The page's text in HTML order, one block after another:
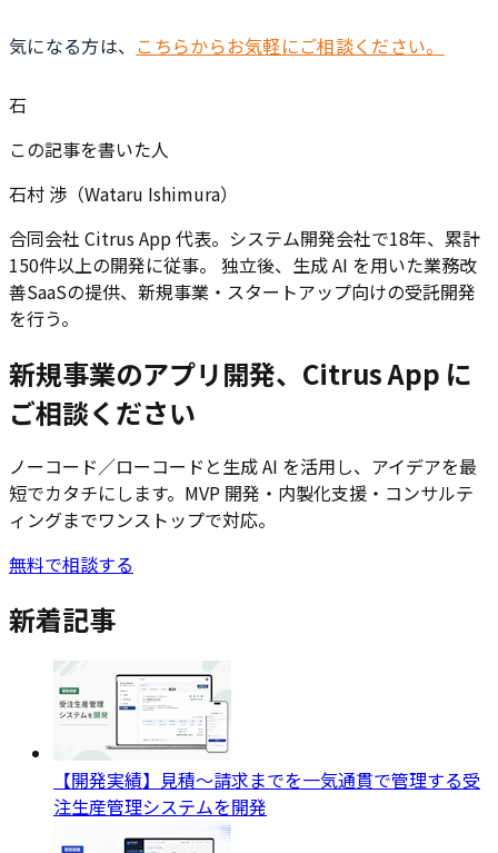
気になる方は、 こちらからお気軽にご相談ください。
石
この記事を書いた人
石村 渉（Wataru Ishimura）
合同会社 Citrus App 代表。システム開発会社で18年、累計
150件以上の開発に従事。 独立後、生成 AI を用いた業務改
善SaaSの提供、新規事業・スタートアップ向けの受託開発
を行う。
新規事業のアプリ開発、Citrus App に
ご相談ください
ノーコード／ローコードと生成 AI を活用し、アイデアを最
短でカタチにします。MVP 開発・内製化支援・コンサルテ
ィングまでワンストップで対応。
無料で相談する
新着記事
【開発実績】見積〜請求までを一気通貫で管理する受
注生産管理システムを開発